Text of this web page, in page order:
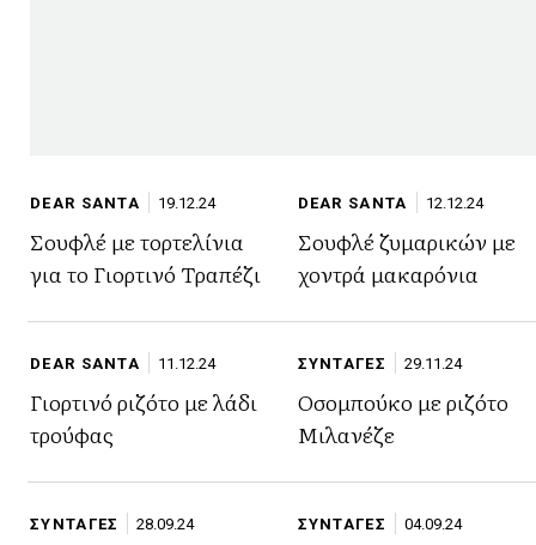
DEAR SANTA 19.12.24
Σουφλέ με τορτελίνια
για το Γιορτινό Τραπέζι
DEAR SANTA 12.12.24
Σουφλέ ζυμαρικών με
χοντρά μακαρόνια
DEAR SANTA 11.12.24
Γιορτινό ριζότο με λάδι
τρούφας
ΣΥΝΤΑΓΕΣ 29.11.24
Οσομπούκο με ριζότο
Μιλανέζε
ΣΥΝΤΑΓΕΣ 28.09.24 ΣΥΝΤΑΓΕΣ 04.09.24